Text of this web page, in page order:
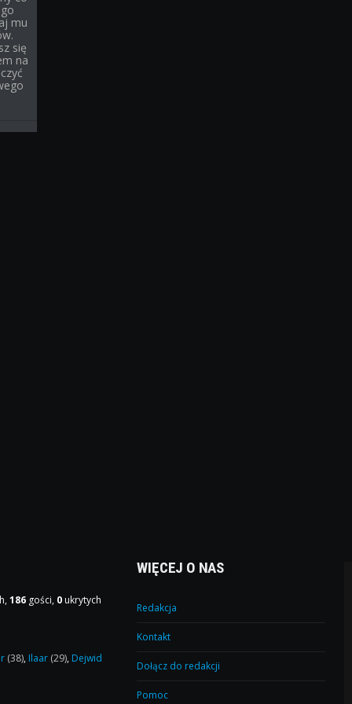
mu
się
na
186 gości, 0 ukrytych
(38), Ilaar (29), Dejwid
WIĘCEJ O NAS
Redakcja
Kontakt
Dołącz do redakcji
Pomoc